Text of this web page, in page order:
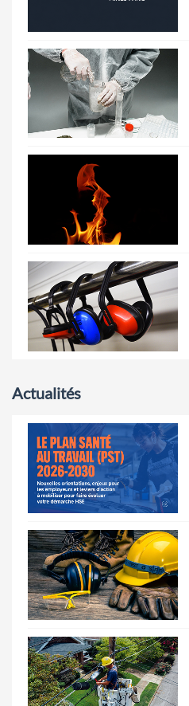
Actualités